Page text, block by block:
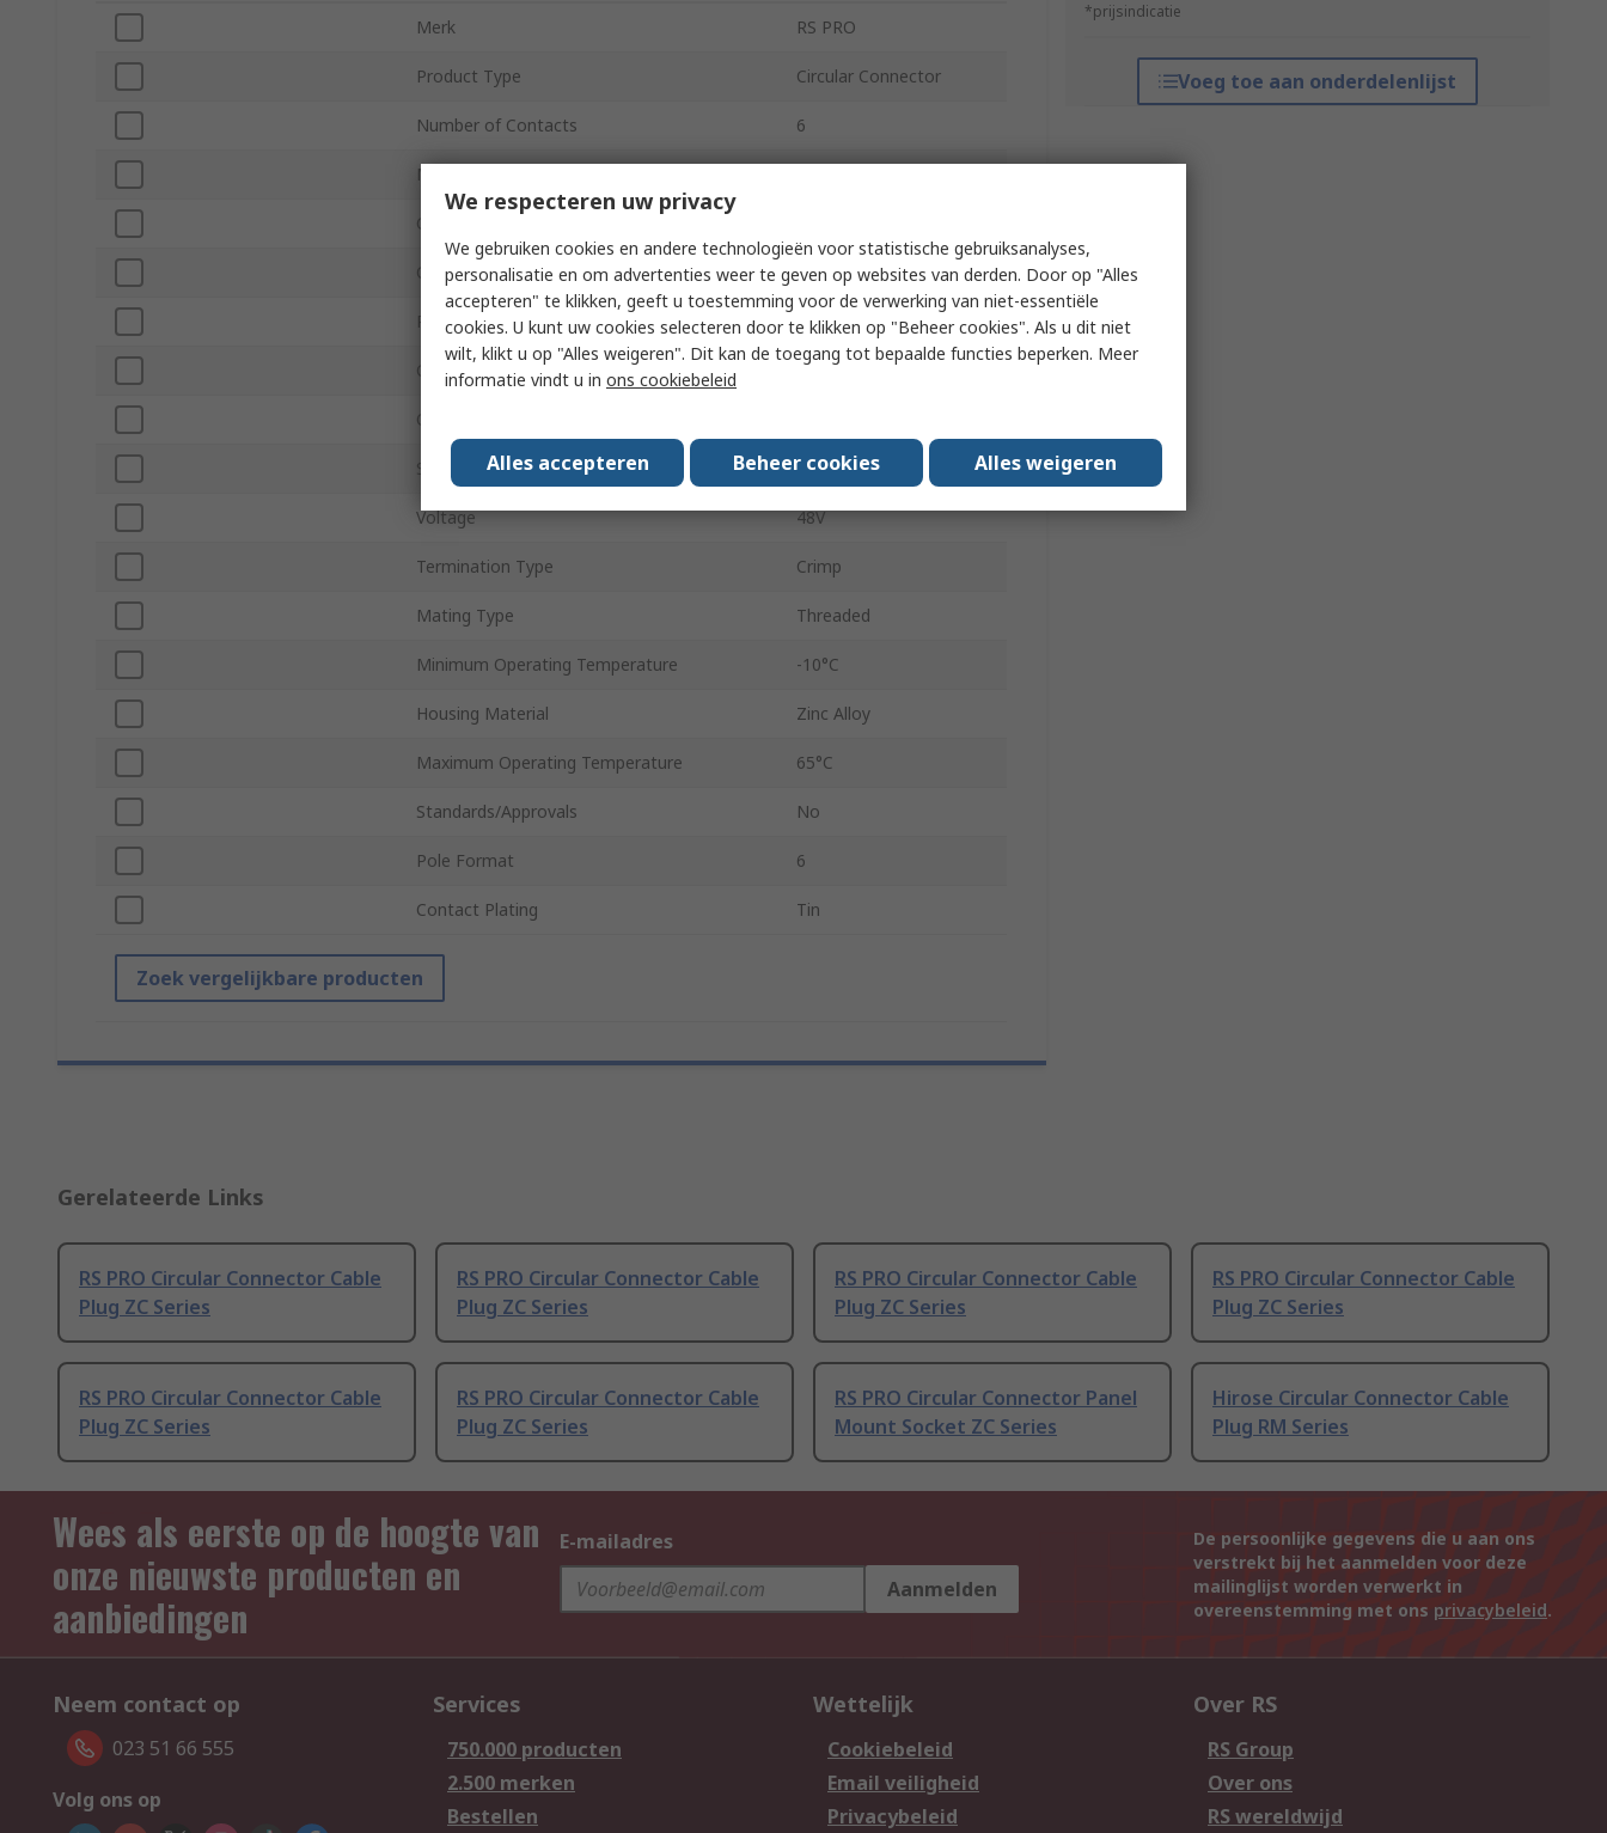
*prijsindicatie
Voeg toe aan onderdelenlijst
Merk RS PRO
Product Type Circular Connector
Number of Contacts 6
Mount Type
Current
Connector Size Miniature
Plug/Socket Plug
Contact Gender Female
Orientation
Series ZC
Voltage 48V
Termination Type Crimp
Mating Type Threaded
Minimum Operating Temperature -10°C
Housing Material Zinc Alloy
Maximum Operating Temperature 65°C
Standards/Approvals No
Pole Format 6
Contact Plating Tin
Zoek vergelijkbare producten
Gerelateerde Links
RS PRO Circular Connector Cable
Plug ZC Series
RS PRO Circular Connector Cable
Plug ZC Series
RS PRO Circular Connector Cable
Plug ZC Series
RS PRO Circular Connector Cable
Plug ZC Series
RS PRO Circular Connector Cable
Plug ZC Series
RS PRO Circular Connector Cable
Plug ZC Series
RS PRO Circular Connector Panel
Mount Socket ZC Series
Hirose Circular Connector Cable
Plug RM Series
Wees als eerste op de hoogte van
onze nieuwste producten en
aanbiedingen
E-mailadres
Aanmelden
De persoonlijke gegevens die u aan ons
verstrekt bij het aanmelden voor deze
mailinglijst worden verwerkt in
overeenstemming met ons privacybeleid.
Neem contact op
023 51 66 555
Volg ons op
Services
750.000 producten
2.500 merken
Bestellen
Wettelijk
Cookiebeleid
Email veiligheid
Privacybeleid
Over RS
RS Group
Over ons
RS wereldwijd
We respecteren uw privacy
We gebruiken cookies en andere technologieën voor statistische gebruiksanalyses,
personalisatie en om advertenties weer te geven op websites van derden. Door op "Alles
accepteren" te klikken, geeft u toestemming voor de verwerking van niet-essentiële
cookies. U kunt uw cookies selecteren door te klikken op "Beheer cookies". Als u dit niet
wilt, klikt u op "Alles weigeren". Dit kan de toegang tot bepaalde functies beperken. Meer
informatie vindt u in ons cookiebeleid
Alles accepteren Beheer cookies Alles weigeren